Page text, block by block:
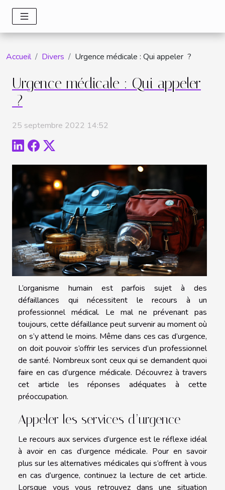
Accueil Divers Urgence médicale : Qui appeler ?
Urgence médicale : Qui appeler
?
25 septembre 2022 14:52
L’organisme humain est parfois sujet à des
défaillances qui nécessitent le recours à un
professionnel médical. Le mal ne prévenant pas
toujours, cette défaillance peut survenir au moment où
on s’y attend le moins. Même dans ces cas d’urgence,
on doit pouvoir s’offrir les services d’un professionnel
de santé. Nombreux sont ceux qui se demandent quoi
faire en cas d’urgence médicale. Découvrez à travers
cet article les réponses adéquates à cette
préoccupation.
Appeler les services d’urgence
Le recours aux services d’urgence est le réflexe idéal
à avoir en cas d’urgence médicale. Pour en savoir
plus sur les alternatives médicales qui s’offrent à vous
en cas d’urgence, continuez la lecture de cet article.
Lorsque vous vous retrouvez dans une situation